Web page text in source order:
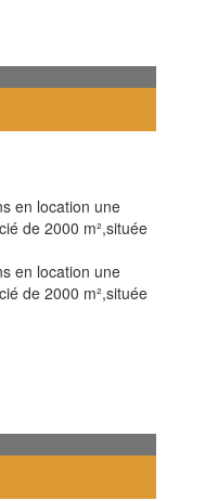
en location une
de 2000 m²,située
en location une
de 2000 m²,située